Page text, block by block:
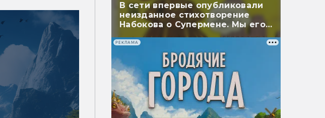
В сети впервые опубликовали
неизданное стихотворение
Набокова о Супермене. Мы его
перевели
РЕКЛАМА